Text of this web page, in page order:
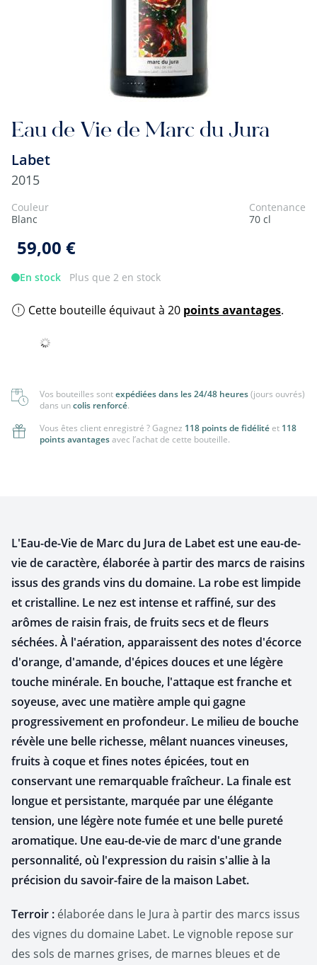
Eau de Vie de Marc du Jura
Labet
2015
Couleur
Blanc
Contenance
70 cl
59,00 €
En stock Plus que 2 en stock
Cette bouteille équivaut à 20 points avantages.
Vos bouteilles sontexpédiées dans les 24/48 heures(jours ouvrés)
dans uncolis renforcé.
Vous êtes client enregistré ? Gagnez 118 points de fidélité et 118
points avantagesavec l’achat de cette bouteille.
L'Eau-de-Vie de Marc du Jura de Labet est une eau-de-
vie de caractère, élaborée à partir des marcs de raisins
issus des grands vins du domaine. La robe est limpide
et cristalline. Le nez est intense et raffiné, sur des
arômes de raisin frais, de fruits secs et de fleurs
séchées. À l'aération, apparaissent des notes d'écorce
d'orange, d'amande, d'épices douces et une légère
touche minérale. En bouche, l'attaque est franche et
soyeuse, avec une matière ample qui gagne
progressivement en profondeur. Le milieu de bouche
révèle une belle richesse, mêlant nuances vineuses,
fruits à coque et fines notes épicées, tout en
conservant une remarquable fraîcheur. La finale est
longue et persistante, marquée par une élégante
tension, une légère note fumée et une belle pureté
aromatique. Une eau-de-vie de marc d'une grande
personnalité, où l'expression du raisin s'allie à la
précision du savoir-faire de la maison Labet.
Terroir : élaborée dans le Jura à partir des marcs issus
des vignes du domaine Labet. Le vignoble repose sur
des sols de marnes grises, de marnes bleues et de